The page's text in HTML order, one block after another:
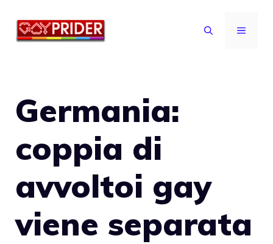
MENU
Germania:
coppia di
avvoltoi gay
viene separata